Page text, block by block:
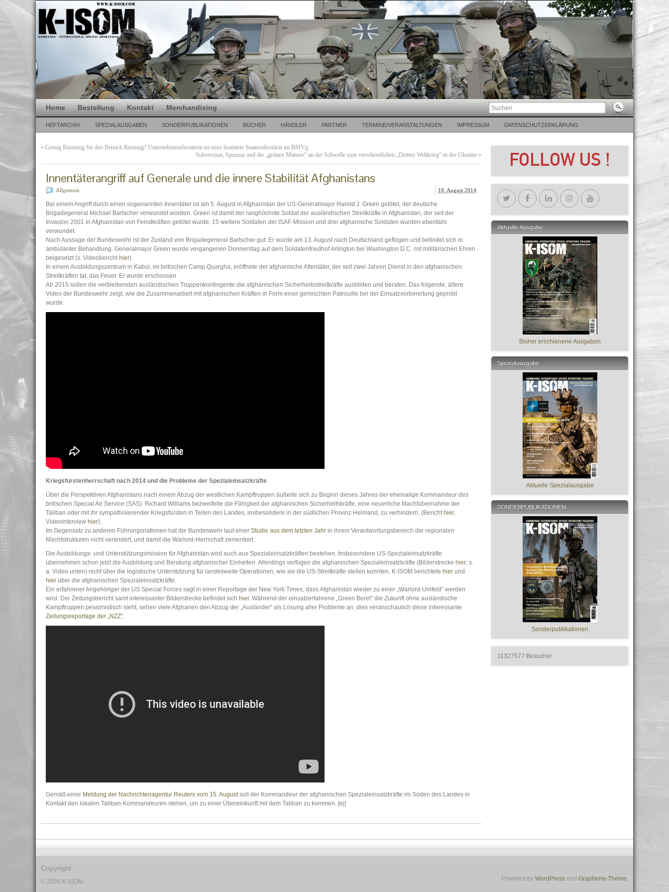
Home Bestellung Kontakt Merchandising
HEFTARCHIV SPEZIALAUSGABEN SONDERPUBLIKATIONEN BÜCHER HÄNDLER PARTNER TERMINE/VERANSTALTUNGEN IMPRESSUM DATENSCHUTZERKLÄRUNG
« Genug Rüstzeug für den Bereich Rüstung? Unternehmensberaterin ist neue beamtete Staatssekretärin im BMVg
Subversion, Speznaz und die „grünen Männer“ an der Schwelle zum versehentlichen „Dritten Weltkrieg“ in der Ukraine »
Innentäterangriff auf Generale und die innere Stabilität Afghanistans
Allgemein 18. August 2014
Bei einem Angriff durch einen sogenannten Innentäter ist am 5. August in Afghanistan der US-Generalmajor Harold J. Green getötet, der deutsche
Brigadegeneral Michael Bartscher verwundet worden. Green ist damit der ranghöchste Soldat der ausländischen Streitkräfte in Afghanistan, der seit der
Invasion 2001 in Afghanistan von Feindkräften getötet wurde. 15 weitere Soldaten der ISAF-Mission und drei afghanische Soldaten wurden ebenfalls
verwundet.
Nach Aussage der Bundeswehr ist der Zustand von Brigadegeneral Bartscher gut. Er wurde am 13. August nach Deutschland geflogen und befindet sich in
ambulanter Behandlung. Generalmajor Green wurde vergangenen Donnerstag auf dem Soldatenfriedhof Arlington bei Washington D.C. mit militärischen Ehren
beigesetzt (s. Videobericht hier).
In einem Ausbildungszentrum in Kabul, im britischen Camp Quargha, eröffnete der afghanische Attentäter, der seit zwei Jahren Dienst in den afghanischen
Streitkräften tat, das Feuer. Er wurde erschossen.
Ab 2015 sollen die verbleibenden ausländischen Truppenkontingente die afghanischen Sicherheitsstreitkräfte ausbilden und beraten. Das folgende, ältere
Video der Bundeswehr zeigt, wie die Zusammenarbeit mit afghanischen Kräften in Form einer gemischten Patrouille bei der Einsatzvorbereitung geprobt
wurde.
Kriegsfürstenherrschaft nach 2014 und die Probleme der Spezialeinsatzkräfte
Über die Perspektiven Afghanistans nach einem Abzug der westlichen Kampftruppen äußerte sich zu Beginn dieses Jahres der ehemalige Kommandeur des
britischen Special Air Service (SAS). Richard Williams bezweifelte die Fähigkeit der afghanischen Sicherheitskräfte, eine neuerliche Machtübernahme der
Taliban oder mit ihr sympathisierender Kriegsfürsten in Teilen des Landes, insbesondere in der südlichen Provinz Helmand, zu verhindern. (Bericht hier,
Videointerview hier).
Im Gegensatz zu anderen Führungsnationen hat die Bundeswehr laut einer Studie aus dem letzten Jahr in ihrem Verantwortungsbereich die regionalen
Machtstrukturen nicht verändert, und damit die Warlord-Herrschaft zementiert.
Die Ausbildungs- und Unterstützungsmission für Afghanistan wird auch aus Spezialeinsatzkräften bestehen. Insbesondere US-Spezialeinsatzkräfte
übernehmen schon jetzt die Ausbildung und Beratung afghanischer Einheiten. Allerdings verfügen die afghanischen Spezialeinsatzkräfte (Bilderstrecke hier; s.
a. Video unten) nicht über die logistische Unterstützung für landesweite Operationen, wie sie die US-Streitkräfte stellen konnten. K-ISOM berichtete hier und
hier über die afghanischen Spezialeinsatzkräfte.
Ein erfahrener Angehöriger der US Special Forces sagt in einer Reportage der New York Times, dass Afghanistan wieder zu einer „Warlord-Umfeld“ werden
wird. Der Zeitungsbericht samt interessanter Bilderstrecke befindet sich hier. Während der einsatzerfahrene „Green Beret“ die Zukunft ohne ausländische
Kampftruppen pessimistisch sieht, sehen viele Afghanen den Abzug der „Ausländer“ als Lösung aller Probleme an, dies veranschaulich diese interessante
Zeitungsreportage der „NZZ“.
Gemäß einer Meldung der Nachrichtenagentur Reuters vom 15. Augustsoll der Kommandeur der afghanischen Spezialeinsatzkräfte im Süden des Landes in
Kontakt den lokalen Taliban-Kommandeuren stehen, um zu einer Übereinkunft mit dem Taliban zu kommen. [ej]
Aktuelle Ausgabe
Bisher erschienene Ausgaben
Spezialausgabe
Aktuelle Spezialausgabe
SONDERPUBLIKATIONEN
Sonderpublikationen
11327577 Besucher
Copyright
© 2026 K-ISOM. Powered by WordPress und Graphene-Theme.